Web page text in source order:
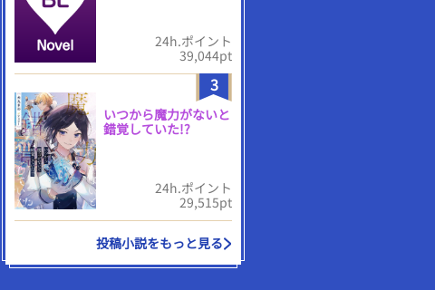
24h.ポイント
39,044pt
3
いつから魔力がないと
錯覚していた!?
24h.ポイント
29,515pt
投稿小説をもっと見る